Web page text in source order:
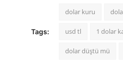
Tags:
dolar kuru
usd tl 1 dolar
dolar düştü mü